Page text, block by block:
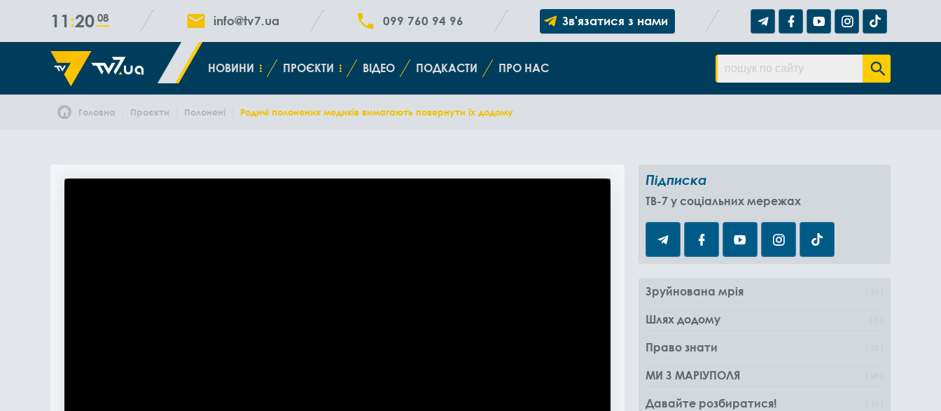
11 20 08 info@tv7.ua 099 760 94 96 Зв'язатися з нами
НОВИНИ ПРОЄКТИ ВІДЕО ПОДКАСТИ ПРО НАС
Головна Проєкти Полонені Родичі полонених медиків вимагають повернути їх додому
Підписка
TB-7 у соціальних мережах
Зруйнована мрія
Шлях додому
Право знати
МИ З МАРІУПОЛЯ
Давайте розбиратися!